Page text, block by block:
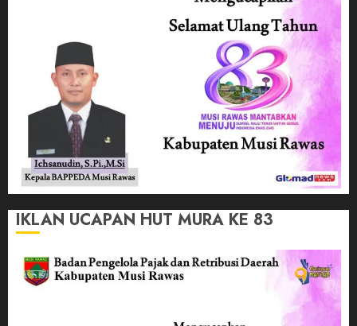
IKLAN UCAPAN HUT MURA KE 83